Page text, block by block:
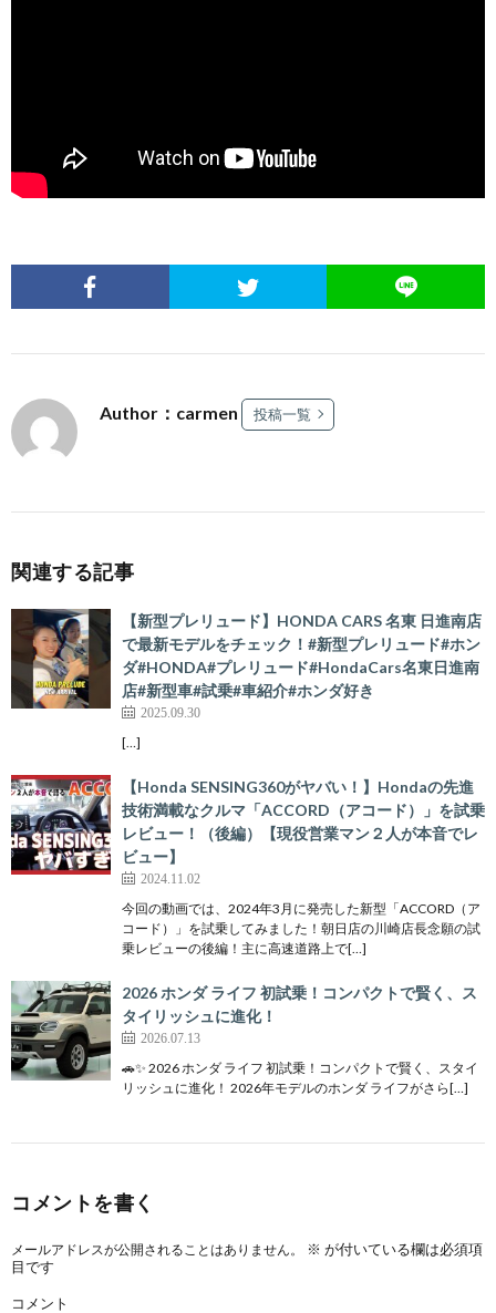
Author：carmen 投稿一覧
関連する記事
【新型プレリュード】HONDA CARS 名東 日進南店
で最新モデルをチェック！#新型プレリュード#ホン
ダ#HONDA#プレリュード#HondaCars名東日進南
店#新型車#試乗#車紹介#ホンダ好き
2025.09.30
[…]
【Honda SENSING360がヤバい！】Hondaの先進
技術満載なクルマ「ACCORD（アコード）」を試乗
レビュー！（後編）【現役営業マン２人が本音でレ
ビュー】
2024.11.02
今回の動画では、2024年3月に発売した新型「ACCORD（ア
コード）」を試乗してみました！朝日店の川崎店長念願の試
乗レビューの後編！主に高速道路上で[…]
2026 ホンダ ライフ 初試乗！コンパクトで賢く、ス
タイリッシュに進化！
2026.07.13
🚗✨ 2026 ホンダ ライフ 初試乗！コンパクトで賢く、スタイ
リッシュに進化！ 2026年モデルのホンダ ライフがさら[…]
コメントを書く
メールアドレスが公開されることはありません。 ※ が付いている欄は必須項
目です
コメント